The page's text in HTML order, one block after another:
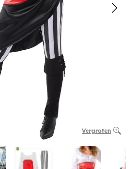
Vergroten